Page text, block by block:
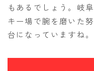
もあるでしょう。岐
キー場で腕を磨いた
台になっていますね。